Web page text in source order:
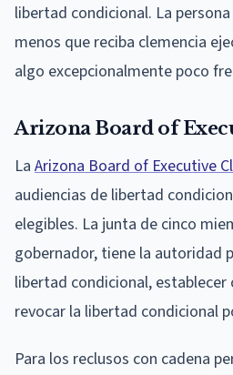
libertad condicional. La
menos que reciba clemencia
algo excepcionalmente poco
Arizona Board of
La Arizona Board of Executive
audiencias de libertad
elegibles. La junta de cinco
gobernador, tiene la autoridad
libertad condicional, establecer
revocar la libertad condicional
Para los reclusos con cadena